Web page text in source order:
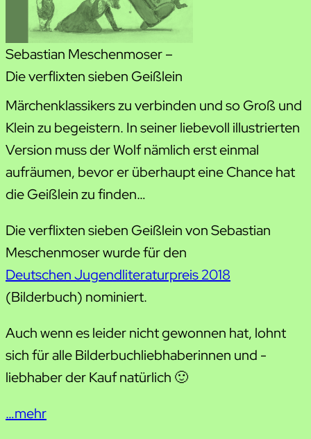
Sebastian Meschenmoser –
Die verflixten sieben Geißlein
Märchenklassikers zu verbinden und so Groß und
Klein zu begeistern. In seiner liebevoll illustrierten
Version muss der Wolf nämlich erst einmal
aufräumen, bevor er überhaupt eine Chance hat
die Geißlein zu finden…
Die verflixten sieben Geißlein von Sebastian
Meschenmoser wurde für den
Deutschen Jugendliteraturpreis 2018
(Bilderbuch) nominiert.
Auch wenn es leider nicht gewonnen hat, lohnt
sich für alle Bilderbuchliebhaberinnen und -
liebhaber der Kauf natürlich 🙂
…mehr